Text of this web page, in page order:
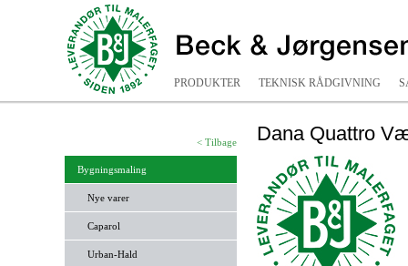
PRODUKTER TEKNISK RÅDGIVNING
Dana Quattro
< Tilbage
Bygningsmaling
Nye varer
Caparol
Urban-Hald